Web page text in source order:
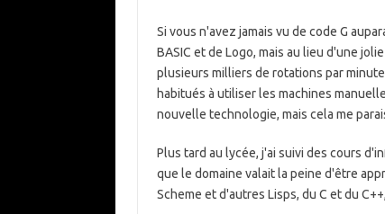
Si vous n'avez jamais vu de code G
BASIC et de Logo, mais au lieu d'une
plusieurs milliers de rotations par
habitués à utiliser les machines
nouvelle technologie, mais cela me
Plus tard au lycée, j'ai suivi des cours
que le domaine valait la peine d'être
Scheme et d'autres Lisps, du C et du